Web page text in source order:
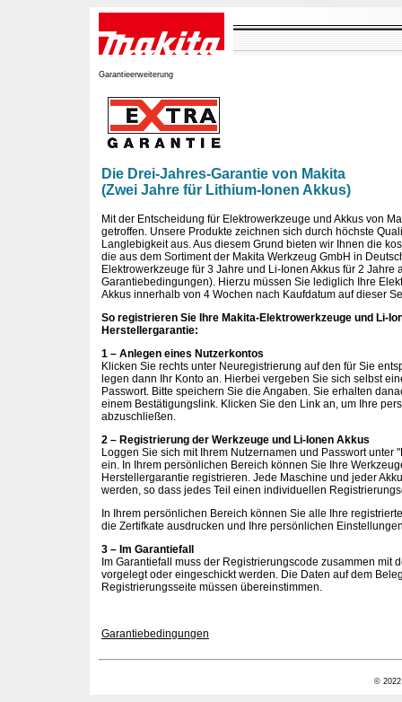
Garantieerweiterung
Die Drei-Jahres-Garantie von Makita
(Zwei Jahre für Lithium-Ionen Akkus)
Mit der Entscheidung für Elektrowerkzeuge und Akkus von
getroffen. Unsere Produkte zeichnen sich durch höchste
Langlebigkeit aus. Aus diesem Grund bieten wir Ihnen die
die aus dem Sortiment der Makita Werkzeug GmbH in
Elektrowerkzeuge für 3 Jahre und Li-Ionen Akkus für 2 Jahre
Garantiebedingungen). Hierzu müssen Sie lediglich Ihre
Akkus innerhalb von 4 Wochen nach Kaufdatum auf dieser
So registrieren Sie Ihre Makita-Elektrowerkzeuge und Li-
Herstellergarantie:
1 – Anlegen eines Nutzerkontos
Klicken Sie rechts unter Neuregistrierung auf den für Sie
legen dann Ihr Konto an. Hierbei vergeben Sie sich selbst
Passwort. Bitte speichern Sie die Angaben. Sie erhalten
einem Bestätigungslink. Klicken Sie den Link an, um Ihre
abzuschließen.
2 – Registrierung der Werkzeuge und Li-Ionen Akkus
Loggen Sie sich mit Ihrem Nutzernamen und Passwort unter
ein. In Ihrem persönlichen Bereich können Sie Ihre
Herstellergarantie registrieren. Jede Maschine und jeder
werden, so dass jedes Teil einen individuellen
In Ihrem persönlichen Bereich können Sie alle Ihre
die Zertifkate ausdrucken und Ihre persönlichen
3 – Im Garantiefall
Im Garantiefall muss der Registrierungscode zusammen mit
vorgelegt oder eingeschickt werden. Die Daten auf dem
Registrierungsseite müssen übereinstimmen.
Garantiebedingungen
© 2022